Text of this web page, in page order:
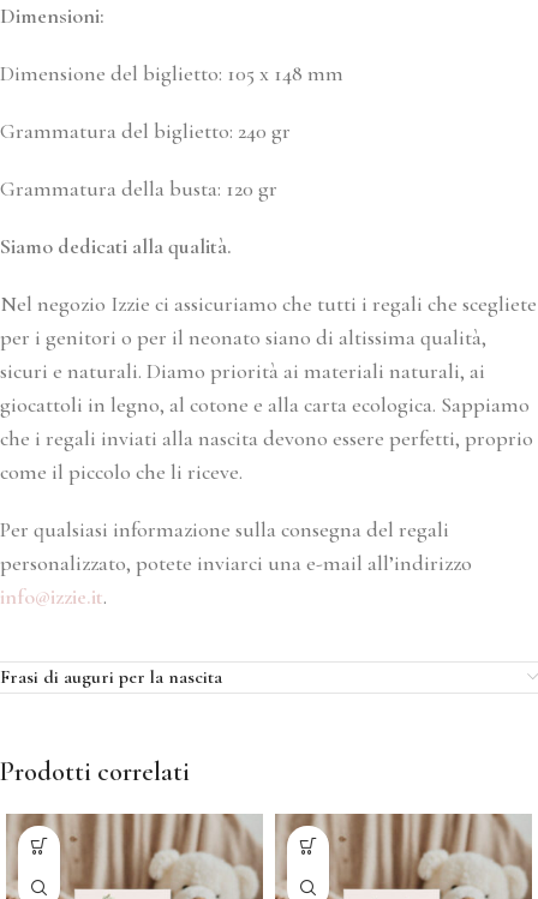
Dimensioni:
Dimensione del biglietto: 105 x 148 mm
Grammatura del biglietto: 240 gr
Grammatura della busta: 120 gr
Siamo dedicati alla qualità.
Nel negozio Izzie ci assicuriamo che tutti i regali che scegliete
per i genitori o per il neonato siano di altissima qualità,
sicuri e naturali. Diamo priorità ai materiali naturali, ai
giocattoli in legno, al cotone e alla carta ecologica. Sappiamo
che i regali inviati alla nascita devono essere perfetti, proprio
come il piccolo che li riceve.
Per qualsiasi informazione sulla consegna del regali
personalizzato, potete inviarci una e-mail all’indirizzo
info@izzie.it.
Frasi di auguri per la nascita
Prodotti correlati